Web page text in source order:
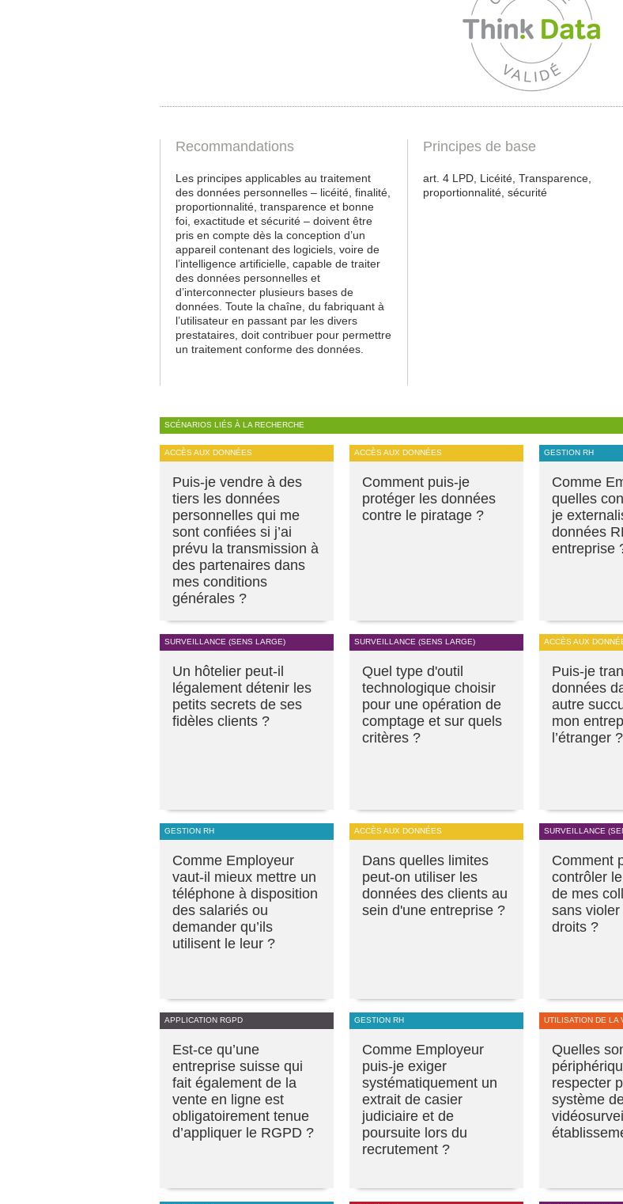
Recommandations
Les principes applicables au traitement
des données personnelles – licéité, finalité,
proportionnalité, transparence et bonne
foi, exactitude et sécurité – doivent être
pris en compte dès la conception d’un
appareil contenant des logiciels, voire de
l’intelligence artificielle, capable de traiter
des données personnelles et
d’interconnecter plusieurs bases de
données. Toute la chaîne, du fabriquant à
l’utilisateur en passant par les divers
prestataires, doit contribuer pour permettre
un traitement conforme des données.
Principes de base
art. 4 LPD, Licéité, Transparence,
proportionnalité, sécurité
SCÉNARIOS LIÉS À LA RECHERCHE
ACCÈS AUX DONNÉES
Puis-je vendre à des
tiers les données
personnelles qui me
sont confiées si j’ai
prévu la transmission à
des partenaires dans
mes conditions
générales ?
ACCÈS AUX DONNÉES
Comment puis-je
protéger les données
contre le piratage ?
GESTION RH
Comme
quelles
je
données
entreprise
SURVEILLANCE (SENS LARGE)
Un hôtelier peut-il
légalement détenir les
petits secrets de ses
fidèles clients ?
SURVEILLANCE (SENS LARGE)
Quel type d'outil
technologique choisir
pour une opération de
comptage et sur quels
critères ?
ACCÈS AUX
Puis-je
données
autre
mon
l’étranger ?
GESTION RH
Comme Employeur
vaut-il mieux mettre un
téléphone à disposition
des salariés ou
demander qu’ils
utilisent le leur ?
ACCÈS AUX DONNÉES
Dans quelles limites
peut-on utiliser les
données des clients au
sein d'une entreprise ?
SURVEILLANCE
Comment
contrôler
de mes
sans
droits ?
APPLICATION RGPD
Est-ce qu’une
entreprise suisse qui
fait également de la
vente en ligne est
obligatoirement tenue
d’appliquer le RGPD ?
GESTION RH
Comme Employeur
puis-je exiger
systématiquement un
extrait de casier
judiciaire et de
poursuite lors du
recrutement ?
UTILISATION DE LA
Quelles
respecter
système